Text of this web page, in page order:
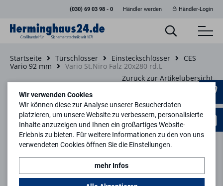
(030) 69 03 98 - 0 Händler werden Händler-Login
Startseite Türschlösser Einsteckschlösser
CES
Vario 92 mm
Vario St.Niro Falz 20x280 rd.L
Zurück zur Artikelübersicht
Wir verwenden Cookies
Wir können diese zur Analyse unserer Besucherdaten
platzieren, um unsere Website zu verbessern, personalisierte
Inhalte anzuzeigen und Ihnen ein großartiges Website-
Erlebnis zu bieten. Für weitere Informationen zu den von uns
verwendeten Cookies öffnen Sie die Einstellungen.
mehr Infos